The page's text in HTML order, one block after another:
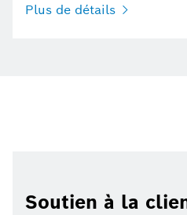
Plus de détails
Soutien à la